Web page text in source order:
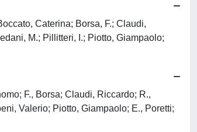
Caterina; Borsa, F.; Claudi,
M.; Pillitteri, I.; Piotto, Giampaolo;
F., Borsa; Claudi, Riccardo; R.,
Valerio; Piotto, Giampaolo; E., Poretti;